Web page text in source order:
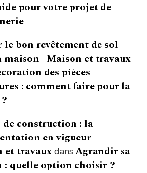
pour votre projet de
le bon revêtement de sol
maison | Maison et travaux
des pièces
: comment faire pour la
de construction : la
en vigueur |
et travaux dans Agrandir sa
: quelle option choisir ?